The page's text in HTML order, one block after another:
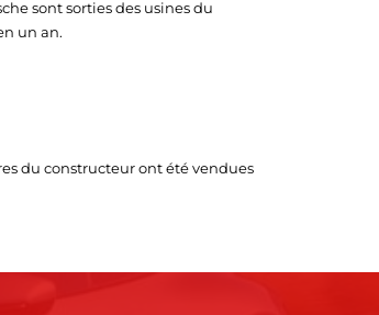
sont sorties des usines du
un an.
du constructeur ont été vendues